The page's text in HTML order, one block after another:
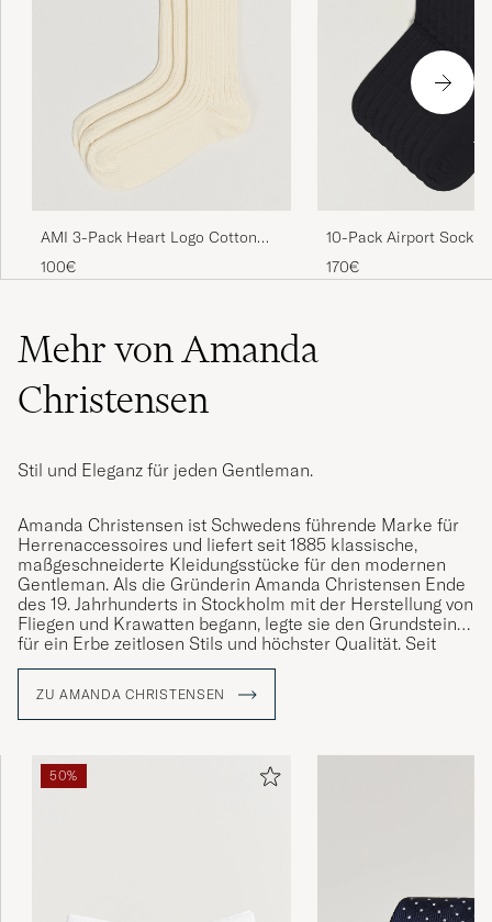
AMI 3-Pack Heart Logo Cotton
Socks Ivory
100€
10-Pack Airport Socks
170€
Mehr von Amanda
Christensen
Stil und Eleganz für jeden Gentleman.
Amanda Christensen ist Schwedens führende Marke für
Herrenaccessoires und liefert seit 1885 klassische,
maßgeschneiderte Kleidungsstücke für den modernen
Gentleman. Als die Gründerin Amanda Christensen Ende
des 19. Jahrhunderts in Stockholm mit der Herstellung von
Fliegen und Krawatten begann, legte sie den Grundstein
für ein Erbe zeitlosen Stils und höchster Qualität. Seit
und Manschettenknöpfe – Details, die die Persönlichkeit
und den Stil anspruchsvoller Männer weltweit
um den Comer See in Italien statt, wo das Handwerk über
Generationen bewahrt wurde.
ZU AMANDA CHRISTENSEN
50%